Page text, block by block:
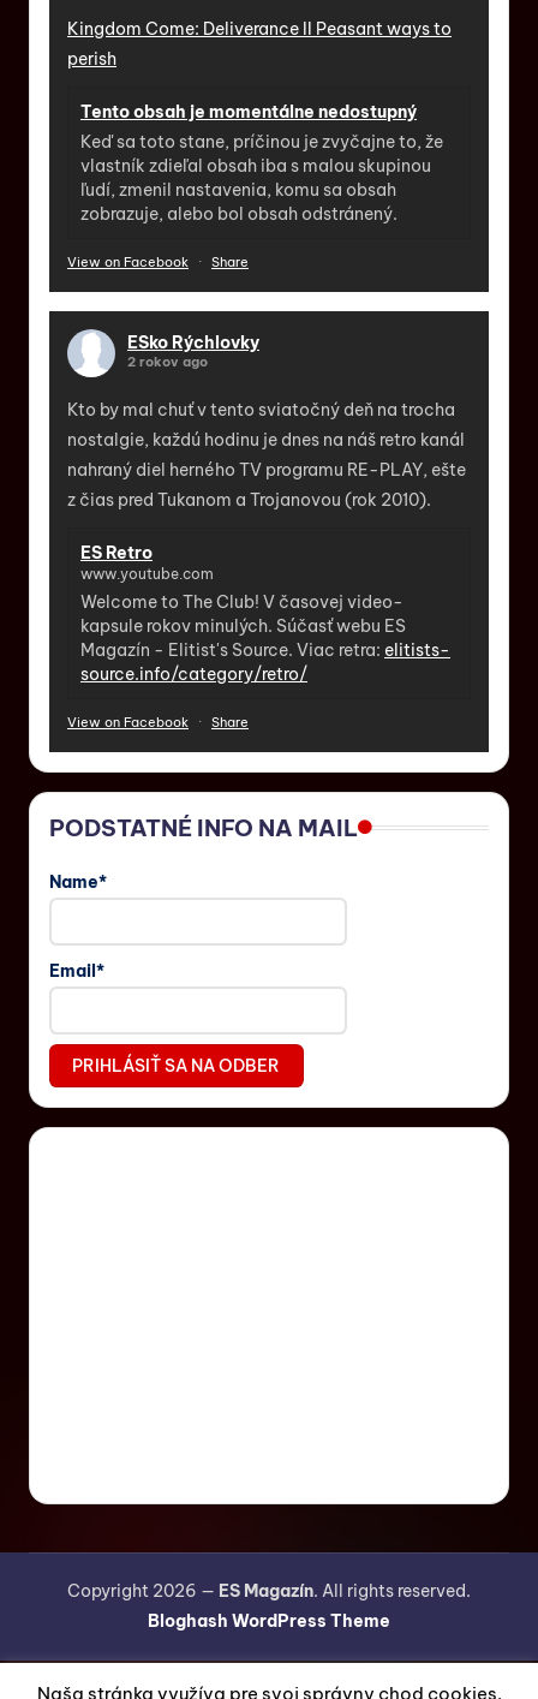
Kingdom Come: Deliverance II Peasant ways to
perish
Tento obsah je momentálne nedostupný
Keď sa toto stane, príčinou je zvyčajne to, že
vlastník zdieľal obsah iba s malou skupinou
ľudí, zmenil nastavenia, komu sa obsah
zobrazuje, alebo bol obsah odstránený.
View on Facebook · Share
ESko Rýchlovky
2 rokov ago
Kto by mal chuť v tento sviatočný deň na trocha
nostalgie, každú hodinu je dnes na náš retro kanál
nahraný diel herného TV programu RE-PLAY, ešte
z čias pred Tukanom a Trojanovou (rok 2010).
ES Retro
www.youtube.com
Welcome to The Club! V časovej video-
kapsule rokov minulých. Súčasť webu ES
Magazín - Elitist's Source. Viac retra: elitists-
source.info/category/retro/
View on Facebook · Share
PODSTATNÉ INFO NA MAIL
Name*
Email*
Copyright 2026 — ES Magazín. All rights reserved.
Bloghash WordPress Theme
Naša stránka využíva pre svoj správny chod cookies.